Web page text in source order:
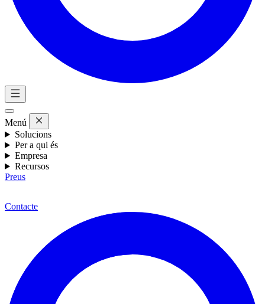
Menú
Solucions
Per a qui és
Empresa
Recursos
Preus
Contacte